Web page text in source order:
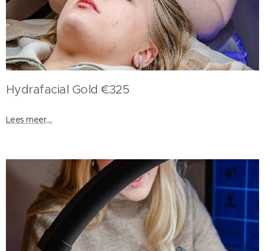
Hydrafacial Gold €325
Lees meer,...